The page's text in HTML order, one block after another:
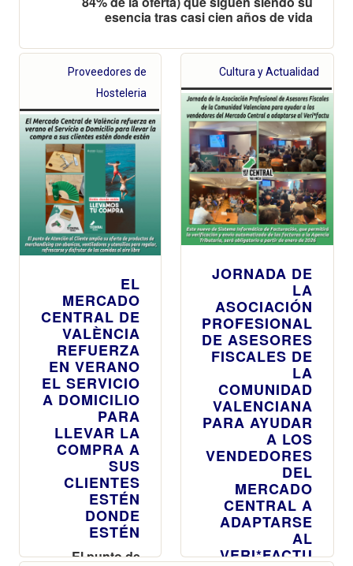
esencia tras casi cien años de vida
Proveedores de
Hosteleria
EL
MERCADO
CENTRAL DE
VALÈNCIA
REFUERZA
EN VERANO
EL SERVICIO
A DOMICILIO
PARA
LLEVAR LA
COMPRA A
SUS
CLIENTES
ESTÉN
DONDE
ESTÉN
El punto de
Cultura y Actualidad
JORNADA DE
LA
ASOCIACIÓN
PROFESIONAL
DE ASESORES
FISCALES DE
LA
COMUNIDAD
VALENCIANA
PARA AYUDAR
A LOS
VENDEDORES
DEL
MERCADO
CENTRAL A
ADAPTARSE
AL
VERI*FACTU